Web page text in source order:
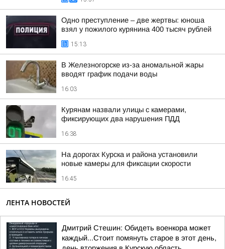
Одно преступление – две жертвы: юноша
взял у пожилого курянина 400 тысяч рублей
15:13
В Железногорске из-за аномальной жары
вводят график подачи воды
16:03
Курянам назвали улицы с камерами,
фиксирующих два нарушения ПДД
16:38
На дорогах Курска и района установили
новые камеры для фиксации скорости
16:45
ЛЕНТА НОВОСТЕЙ
Дмитрий Стешин: Обидеть военкора может
каждый...Стоит помянуть старое в этот день,